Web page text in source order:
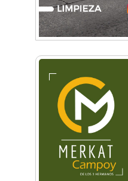
Bajo las
por Castelar
Morón corre de
Carreras
aviones